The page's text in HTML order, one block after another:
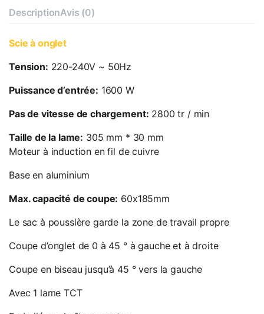
DescriptionAvis (0)
Scie à onglet
Tension: 220-240V ~ 50Hz
Puissance d’entrée: 1600 W
Pas de vitesse de chargement: 2800 tr / min
Taille de la lame: 305 mm * 30 mm
Moteur à induction en fil de cuivre
Base en aluminium
Max. capacité de coupe: 60x185mm
Le sac à poussière garde la zone de travail propre
Coupe d’onglet de 0 à 45 ° à gauche et à droite
Coupe en biseau jusqu’à 45 ° vers la gauche
Avec 1 lame TCT